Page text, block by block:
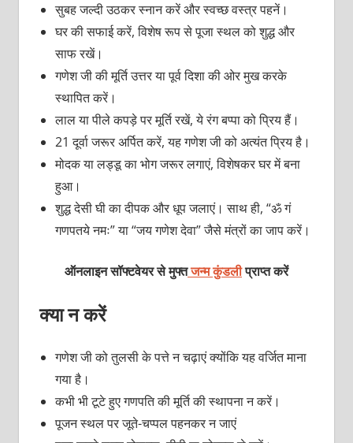
सुबह जल्दी उठकर स्नान करें और स्वच्छ वस्त्र पहनें।
घर की सफाई करें, विशेष रूप से पूजा स्थल को शुद्ध और
साफ रखें।
गणेश जी की मूर्ति उत्तर या पूर्व दिशा की ओर मुख करके
स्थापित करें।
लाल या पीले कपड़े पर मूर्ति रखें, ये रंग बप्पा को प्रिय हैं।
21 दूर्वा जरूर अर्पित करें, यह गणेश जी को अत्यंत प्रिय है।
मोदक या लड्डू का भोग जरूर लगाएं, विशेषकर घर में बना
हुआ।
शुद्ध देसी घी का दीपक और धूप जलाएं। साथ ही, “ॐ गं
गणपतये नमः” या “जय गणेश देवा” जैसे मंत्रों का जाप करें।
ऑनलाइन सॉफ्टवेयर से मुफ्तजन्म कुंडलीप्राप्त करें
क्या न करें
गणेश जी को तुलसी के पत्ते न चढ़ाएं क्योंकि यह वर्जित माना
गया है।
कभी भी टूटे हुए गणपति की मूर्ति की स्थापना न करें।
पूजन स्थल पर जूते-चप्पल पहनकर न जाएं